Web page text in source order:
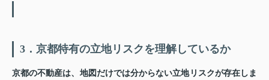
3．京都特有の立地リスクを理解しているか
京都の不動産は、地図だけでは分からない立地リスクが存在しま